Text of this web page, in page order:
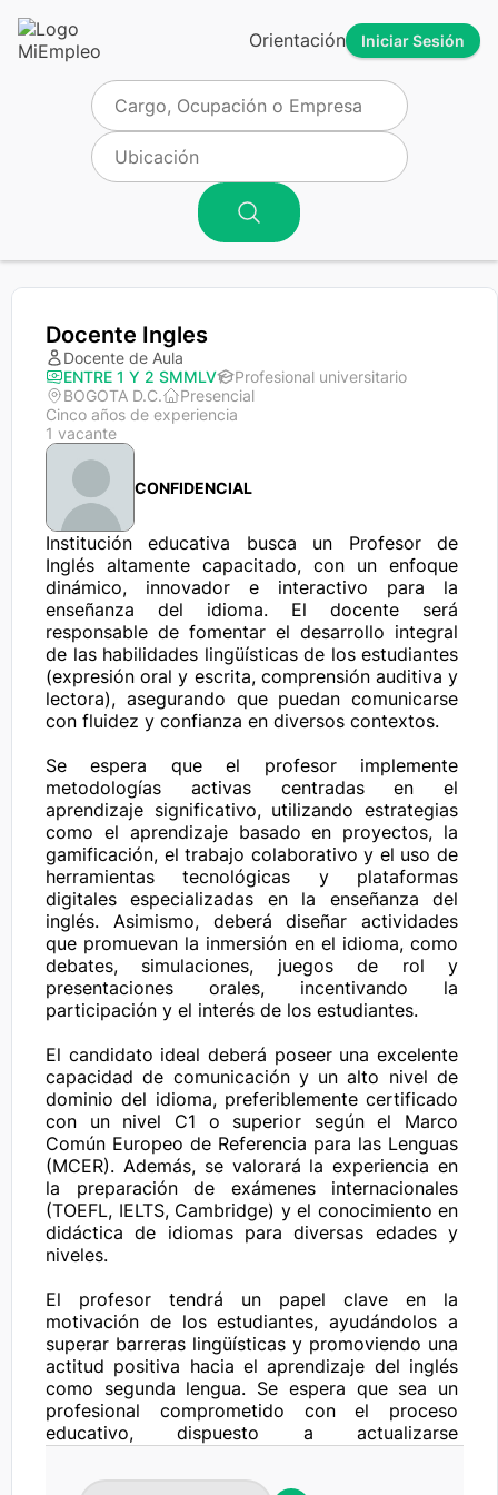
Orientación Iniciar Sesión
Docente Ingles
Docente de Aula
ENTRE 1 Y 2 SMMLV
Profesional universitario
BOGOTA D.C.
Presencial
Cinco años de experiencia
1 vacante
CONFIDENCIAL
Institución educativa busca un Profesor de
Inglés altamente capacitado, con un enfoque
dinámico, innovador e interactivo para la
enseñanza del idioma. El docente será
responsable de fomentar el desarrollo integral
de las habilidades lingüísticas de los estudiantes
(expresión oral y escrita, comprensión auditiva y
lectora), asegurando que puedan comunicarse
con fluidez y confianza en diversos contextos.
Se espera que el profesor implemente
metodologías activas centradas en el
aprendizaje significativo, utilizando estrategias
como el aprendizaje basado en proyectos, la
gamificación, el trabajo colaborativo y el uso de
herramientas tecnológicas y plataformas
digitales especializadas en la enseñanza del
inglés. Asimismo, deberá diseñar actividades
que promuevan la inmersión en el idioma, como
debates, simulaciones, juegos de rol y
presentaciones orales, incentivando la
participación y el interés de los estudiantes.
El candidato ideal deberá poseer una excelente
capacidad de comunicación y un alto nivel de
dominio del idioma, preferiblemente certificado
con un nivel C1 o superior según el Marco
Común Europeo de Referencia para las Lenguas
(MCER). Además, se valorará la experiencia en
la preparación de exámenes internacionales
(TOEFL, IELTS, Cambridge) y el conocimiento en
didáctica de idiomas para diversas edades y
niveles.
El profesor tendrá un papel clave en la
motivación de los estudiantes, ayudándolos a
superar barreras lingüísticas y promoviendo una
actitud positiva hacia el aprendizaje del inglés
como segunda lengua. Se espera que sea un
profesional comprometido con el proceso
educativo, dispuesto a actualizarse
mejora del currículo institucional en el área de